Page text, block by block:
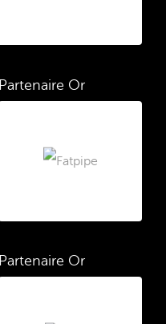
Partenaire Or
Partenaire Or